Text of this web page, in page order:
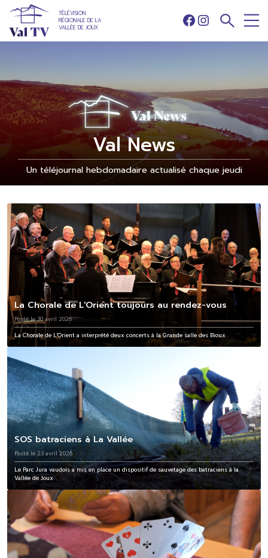
TÉLÉVISION
RÉGIONALE DE LA
VALLÉE DE JOUX
Facebook
Instagram
Val News
Un téléjournal hebdomadaire actualisé chaque jeudi
La Chorale de L'Orient toujours au rendez-vous
Posté le 30 avril 2026
La Chorale de L'Orient a interprété deux concerts à la Grande salle des Bioux
SOS batraciens à La Vallée
Posté le 23 avril 2026
Le Parc Jura vaudois a mis en place un dispositif de sauvetage des batraciens à la
Vallée de Joux